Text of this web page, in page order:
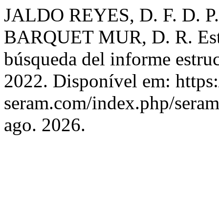
JALDO REYES, D. F. D.
BARQUET MUR, D. R.
búsqueda del informe
2022. Disponível em:
seram.com/index.php/
ago. 2026.